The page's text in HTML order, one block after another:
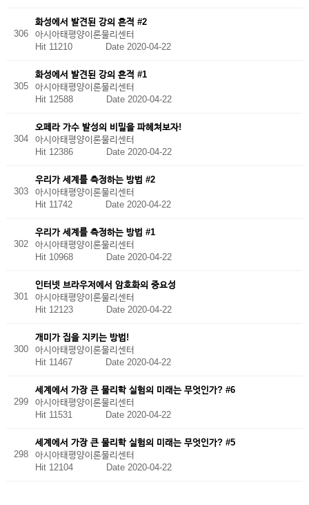
306
화성에서 발견된 강의 흔적 #2
아시아태평양이론물리센터
Hit 11210 Date 2020-04-22
305
화성에서 발견된 강의 흔적 #1
아시아태평양이론물리센터
Hit 12588 Date 2020-04-22
304
오페라 가수 발성의 비밀을 파헤쳐보자!
아시아태평양이론물리센터
Hit 12386 Date 2020-04-22
303
우리가 세계를 측정하는 방법 #2
아시아태평양이론물리센터
Hit 11742 Date 2020-04-22
302
우리가 세계를 측정하는 방법 #1
아시아태평양이론물리센터
Hit 10968 Date 2020-04-22
301
인터넷 브라우저에서 암호화의 중요성
아시아태평양이론물리센터
Hit 12123 Date 2020-04-22
300
개미가 집을 지키는 방법!
아시아태평양이론물리센터
Hit 11467 Date 2020-04-22
299
세계에서 가장 큰 물리학 실험의 미래는 무엇인가? #6
아시아태평양이론물리센터
Hit 11531 Date 2020-04-22
298
세계에서 가장 큰 물리학 실험의 미래는 무엇인가? #5
아시아태평양이론물리센터
Hit 12104 Date 2020-04-22